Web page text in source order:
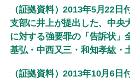
（証拠資料）2013年5月22日
支部に井上が提出した、中央
に対する強要罪の「告訴状
基弘・中西又三・和知孝紘・
（証拠資料）2013年10月6日